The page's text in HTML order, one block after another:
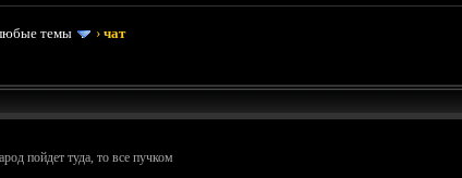
темы ›чат
пойдет туда, то все пучком